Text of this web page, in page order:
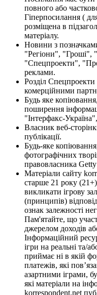
повного або
Гіперпосилання (
розміщена в
матеріалу.
Новини з
"Регіони", "Гроші",
"Спецпроекти",
реклами.
Розділ Спецпроекти
комерційними
Будь яке
поширення
"Інтерфакс-
Власник веб-
публікації.
Будь-яке
фотографічних
правовласника
Матеріали сайту
старше 21 року
викликати ігрову
(принципів)
ознак залежності
Пам'ятайте, що
джерелом доходів
Інформаційний
ігри на реальні та/
приймає ні в якій
платежів, які
азартними іграми,
які матеріали на
korrespondent.net